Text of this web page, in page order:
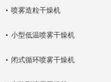
喷雾造粒干燥机
小型低温喷雾干燥机
闭式循环喷雾干燥机